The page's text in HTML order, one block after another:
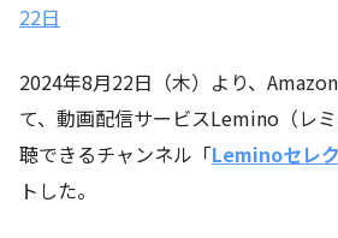
22日
2024年8月22日（木）より、
て、動画配信サービスLemino（レ
聴できるチャンネル「Leminoセレ
トした。